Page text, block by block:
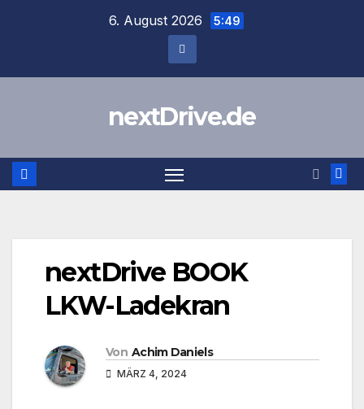
6. August 2026 5:49
nextDrive.de
nextDrive BOOK
LKW-Ladekran
Von Achim Daniels
MÄRZ 4, 2024